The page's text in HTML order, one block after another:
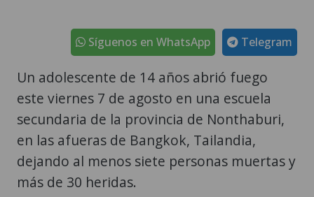
Telegram
Síguenos en WhatsApp
Un adolescente de 14 años abrió fuego
este viernes 7 de agosto en una escuela
secundaria de la provincia de Nonthaburi,
en las afueras de Bangkok, Tailandia,
dejando al menos siete personas muertas y
más de 30 heridas.